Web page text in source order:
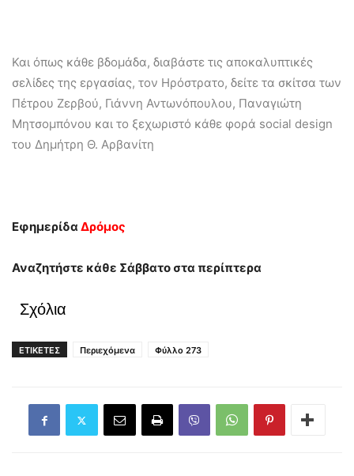
Και όπως κάθε βδομάδα, διαβάστε τις αποκαλυπτικές
σελίδες της εργασίας, τον Ηρόστρατο, δείτε τα σκίτσα των
Πέτρου Ζερβού, Γιάννη Αντωνόπουλου, Παναγιώτη
Μητσομπόνου και το ξεχωριστό κάθε φορά social design
του Δημήτρη Θ. Αρβανίτη
Εφημερίδα Δρόμος
Αναζητήστε κάθε Σάββατο στα περίπτερα
Σχόλια
ΕΤΙΚΕΤΕΣ Περιεχόμενα Φύλλο 273